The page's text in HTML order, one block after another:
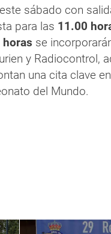
sábado con
para las 11.00
se
y Radiocontrol,
una cita clave
del Mundo.